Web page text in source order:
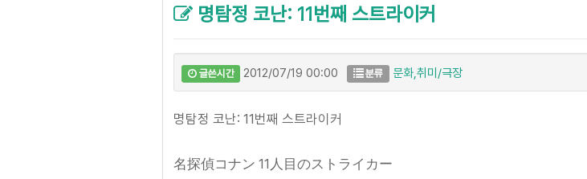
명탐정 코난: 11번째 스트라이커
글쓴시간 2012/07/19 00:00 분류 문화,취미/극장
명탐정 코난: 11번째 스트라이커
名探偵コナン 11人目のストライカー